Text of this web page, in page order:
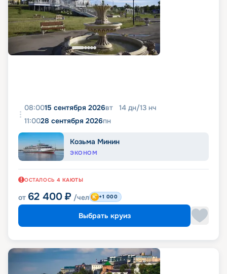
08:0015 сентября 2026вт 14 дн/13 нч
11:0028 сентября 2026пн
Козьма Минин
ЭКОНОМ
ОСТАЛОСЬ 4 КАЮТЫ
от 62 400 ₽ /чел +1 000
Выбрать круиз